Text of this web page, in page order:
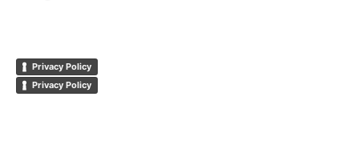
Privacy Policy
Privacy Policy